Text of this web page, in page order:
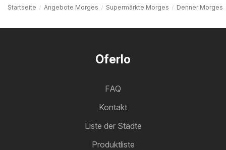
Startseite Angebote Morges Supermärkte Morges Denner Morges
Oferlo
FAQ
Kontakt
Liste der Städte
Produktliste